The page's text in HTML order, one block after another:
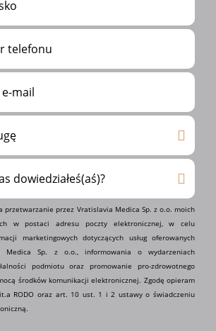
przetwarzanie przez Vratislavia Medica Sp. z o.o. moich
w postaci adresu poczty elektronicznej, w celu
marketingowych dotyczących usług oferowanych
Medica Sp. z o.o., informowania o wydarzeniach
podmiotu oraz promowanie pro-zdrowotnego
środków komunikacji elektronicznej. Zgodę opieram
RODO oraz art. 10 ust. 1 i 2 ustawy o świadczeniu